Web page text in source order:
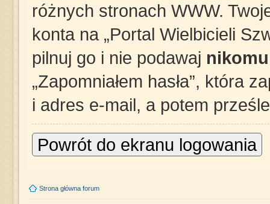
różnych stronach WWW.
konta na „Portal Wielbicieli
pilnuj go i nie podawaj nikomu
„Zapomniałem hasła”, która
i adres e-mail, a potem
Powrót do ekranu logowania
Strona główna forum